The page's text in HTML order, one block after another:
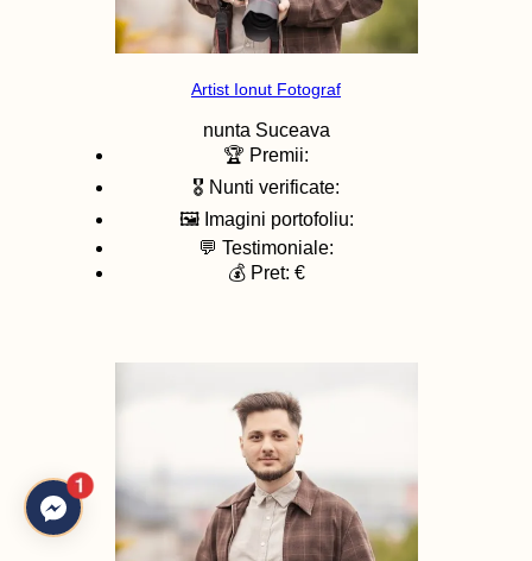
Artist Ionut Fotograf
nunta Suceava
🏆 Premii:
🎖️ Nunti verificate:
🖼️ Imagini portofoliu:
💬 Testimoniale:
💰 Pret: €